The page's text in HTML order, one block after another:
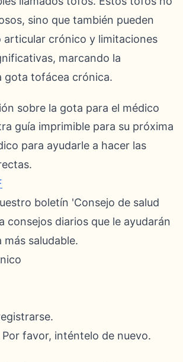
sino que también pueden
articular crónico y limitaciones
marcando la
gota tofácea crónica.
sobre la gota para el médico
guía imprimible para su próxima
para ayudarle a hacer las
boletín 'Consejo de salud
consejos diarios que le ayudarán
más saludable.
favor, inténtelo de nuevo.